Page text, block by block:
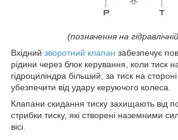
(позначення на
Вхідний зворотний клапан забезпечує
рідини через блок керування, коли тиск
гідроциліндра більший, за тиск на
убезпечити від удару керуючого колеса.
Клапани скидання тиску захищають від
стрибки тиску, які створені наземними
вісі.